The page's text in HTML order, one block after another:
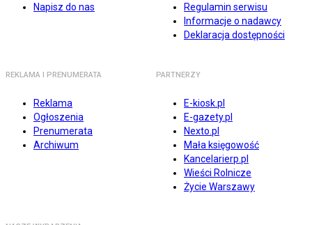
Napisz do nas
Regulamin serwisu
Informacje o nadawcy
Deklaracja dostępności
REKLAMA I PRENUMERATA
Reklama
Ogłoszenia
Prenumerata
Archiwum
PARTNERZY
E-kiosk.pl
E-gazety.pl
Nexto.pl
Mała księgowość
Kancelarierp.pl
Wieści Rolnicze
Życie Warszawy